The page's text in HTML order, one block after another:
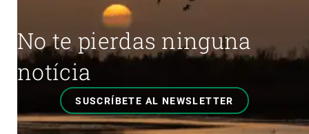
No te pierdas ninguna
notícia
SUSCRÍBETE AL NEWSLETTER